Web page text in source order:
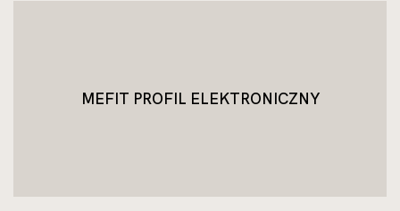
MEFIT PROFIL ELEKTRONICZNY